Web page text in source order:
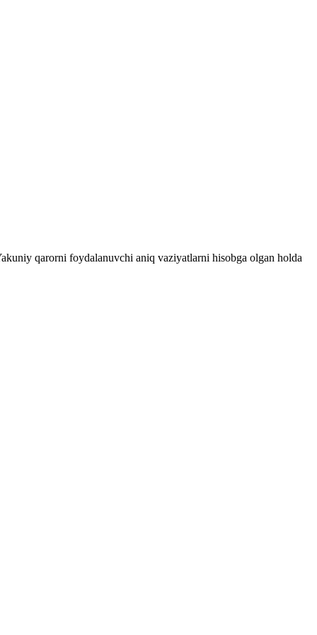
qarorni foydalanuvchi aniq vaziyatlarni hisobga olgan holda